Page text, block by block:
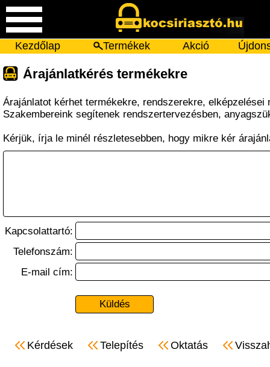
Kezdőlap Termékek Akció
Árajánlatkérés termékekre
Árajánlatot kérhet termékekre, rendszerekre, elképzelései
Szakembereink segítenek rendszertervezésben,
Kérjük, írja le minél részletesebben, hogy mikre kér
Kapcsolattartó:
Telefonszám:
E-mail cím:
Kérdések Telepítés Oktatás